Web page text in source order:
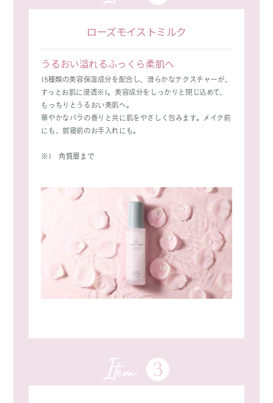
ローズモイストミルク
うるおい溢れるふっくら柔肌へ
15種類の美容保湿成分を配合し、滑らかなテクスチャーが、
すっとお肌に浸透※1。美容成分をしっかりと閉じ込めて、
もっちりとうるおい美肌へ。
華やかなバラの香りと共に肌をやさしく包みます。メイク前
にも、就寝前のお手入れにも。
※1 角質層まで
Item 3